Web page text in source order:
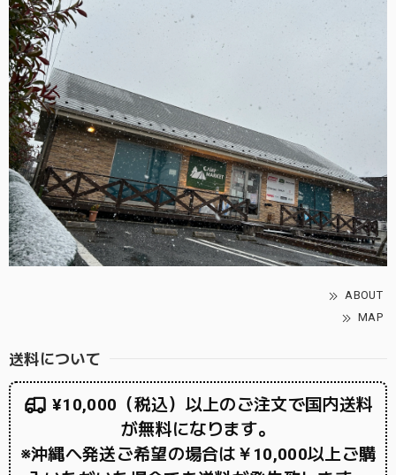
ABOUT
MAP
送料について
¥10,000（税込）以上のご注文で国内送料
が無料になります。
※沖縄へ発送ご希望の場合は￥10,000以上ご購